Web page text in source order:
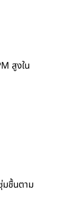
สูงใน
มชื้นตาม